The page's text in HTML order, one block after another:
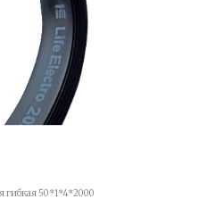
гибкая 50*1*4*2000